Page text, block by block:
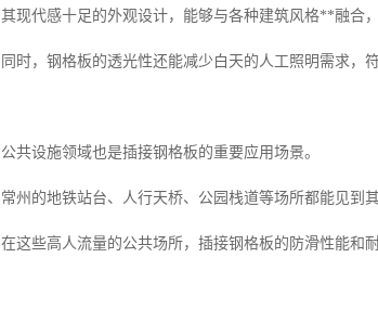
其现代感十足的外观设计，能够与各种建筑风格**融合，
同时，钢格板的透光性还能减少白天的人工照明需求，
公共设施领域也是插接钢格板的重要应用场景。
常州的地铁站台、人行天桥、公园栈道等场所都能见到其
在这些高人流量的公共场所，插接钢格板的防滑性能和